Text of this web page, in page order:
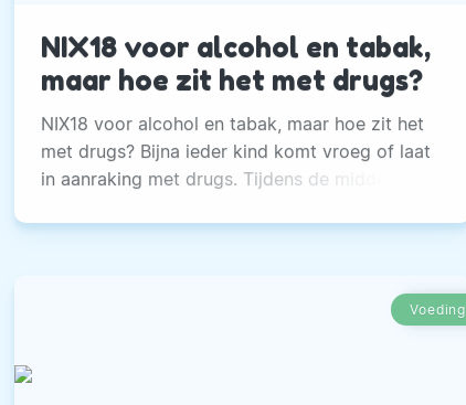
NIX18 voor alcohol en tabak,
maar hoe zit het met drugs?
NIX18 voor alcohol en tabak, maar hoe zit het
met drugs? Bijna ieder kind komt vroeg of laat
in aanraking met drugs. Tijdens de middelbare
nog vooral uit alcohol, tabak en cannabis.
Voeding